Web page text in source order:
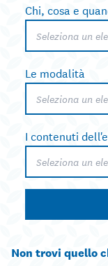
Chi, cosa e
Seleziona un
Le modalità
Seleziona un
I contenuti
Seleziona un
Non trovi quello